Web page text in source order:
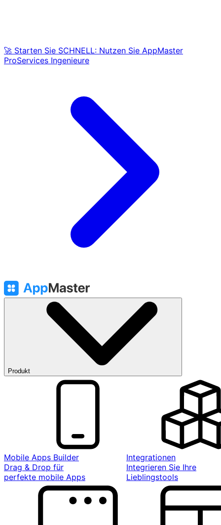
🚀 Starten Sie SCHNELL: Nutzen Sie AppMaster
ProServices Ingenieure
Produkt
Mobile Apps Builder
Drag & Drop für
perfekte mobile Apps
Integrationen
Integrieren Sie Ihre
Lieblingstools